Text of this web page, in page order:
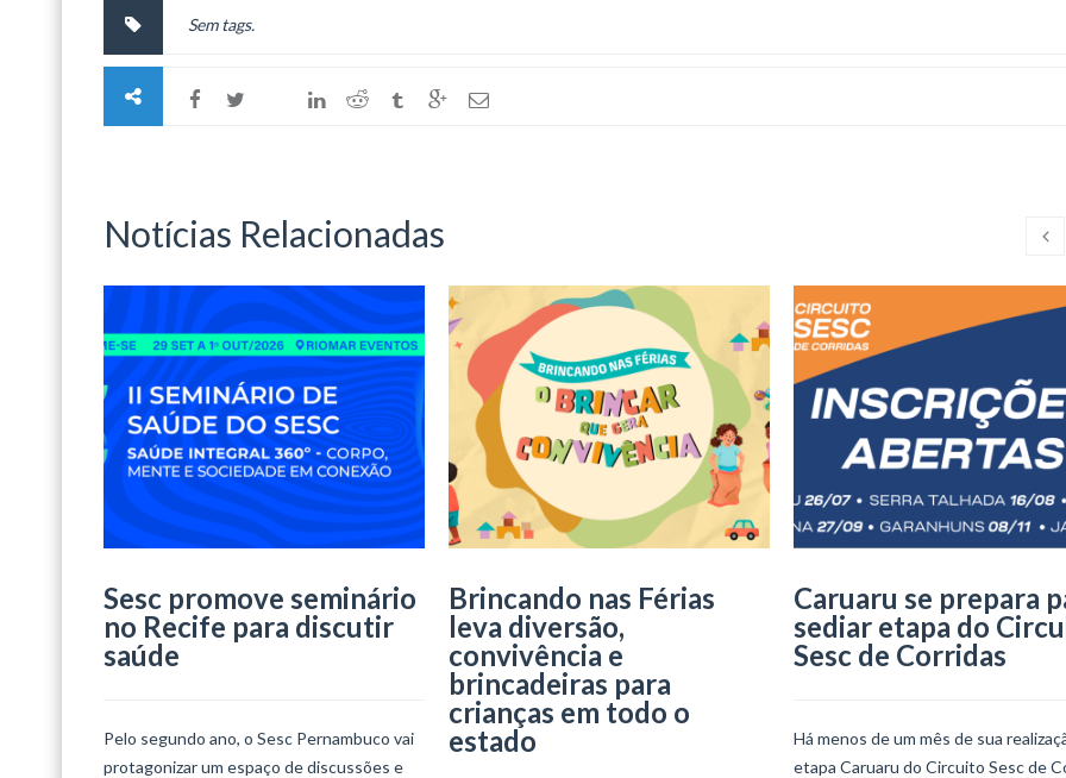
Sem tags.
Notícias Relacionadas
Sesc promove seminário
no Recife para discutir
saúde
Pelo segundo ano, o Sesc Pernambuco vai
protagonizar um espaço de discussões e
Brincando nas Férias
leva diversão,
convivência e
brincadeiras para
crianças em todo o
estado
Caruaru se prepara
sediar etapa do
Sesc de Corridas
Há menos de um mês de sua
etapa Caruaru do Circuito Sesc de